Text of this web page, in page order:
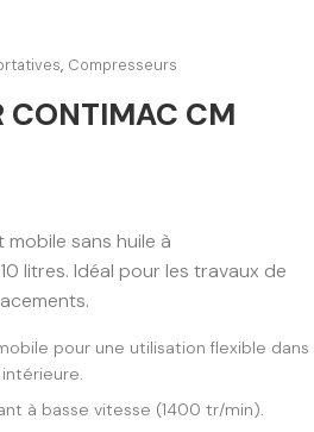
, Compresseurs
CONTIMAC CM
sans huile à
litres. Idéal pour les travaux de
pour une utilisation flexible dans
à basse vitesse (1400 tr/min).